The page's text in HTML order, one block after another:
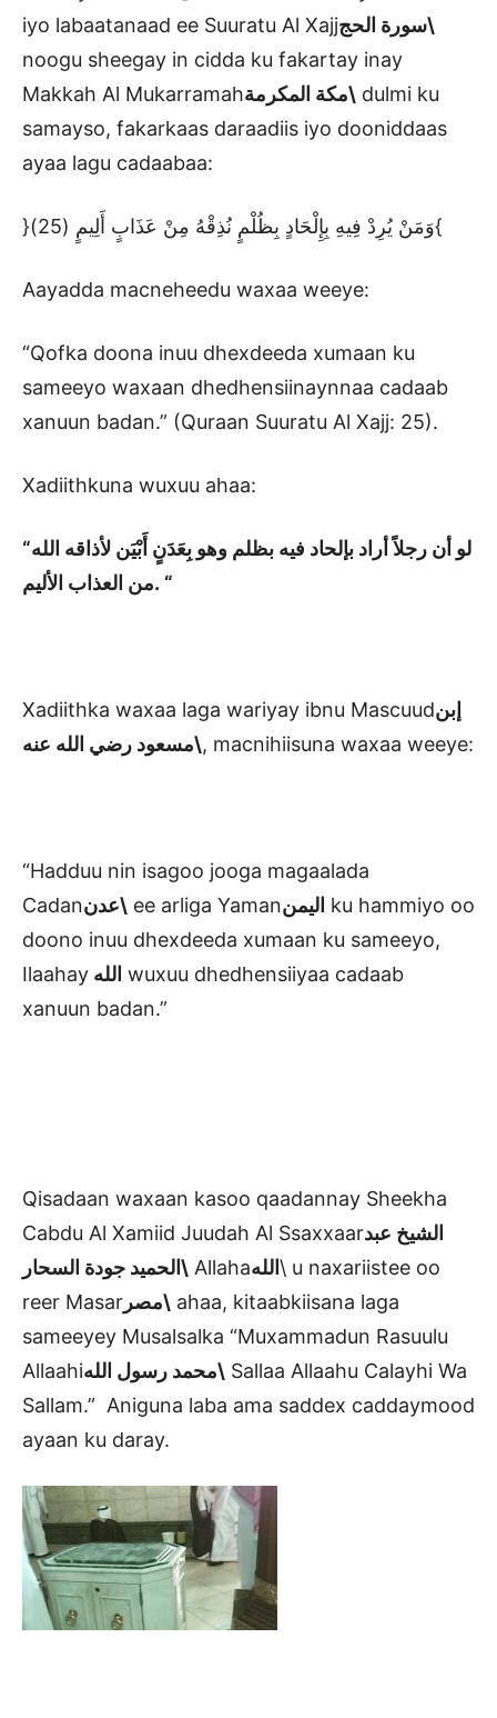
iyo labaatanaad ee Suuratu Al Xajj
سورة الحج\
noogu sheegay in cidda ku fakartay inay
Makkah Al Mukarramah
مكة المكرمة\ dulmi ku
samayso, fakarkaas daraadiis iyo dooniddaas
ayaa lagu cadaabaa:
}وَمَنْ يُرِدْ فِيهِ بِإِلْحَادٍ بِظُلْمٍ نُذِقْهُ مِنْ عَذَابٍ أَلِيمٍ (25){
Aayadda macneheedu waxaa weeye:
“Qofka doona inuu dhexdeeda xumaan ku
sameeyo waxaan dhedhensiinaynnaa cadaab
xanuun badan.” (Quraan Suuratu Al Xajj: 25).
Xadiithkuna wuxuu ahaa:
“لو أن رجلاً أراد بإلحاد فيه بظلم وهو بِعَدَنٍ أَبْيَن لأذاقه الله
من العذاب الأليم. “
Xadiithka waxaa laga wariyay ibnu Mascuudإبن
مسعود رضيالله عنه\, macnihiisuna waxaa weeye:
“Hadduu nin isagoo jooga magaalada
Cadan
عدن\ ee arliga Yamanاليمن ku hammiyo oo
doono inuu dhexdeeda xumaan ku sameeyo,
Ilaahay الله wuxuu dhedhensiiyaa cadaab
xanuun badan.”
Qisadaan waxaan kasoo qaadannay Sheekha
Cabdu Al Xamiid Juudah Al Ssaxxaarالشيخ عبد
الحميد جودة السحار\ Allahaالله \ u naxariistee oo
reer Masar
مصر\ ahaa, kitaabkiisana laga
sameeyey Musalsalka “Muxammadun Rasuulu
Allaahi
محمد رسول الله \ Sallaa Allaahu Calayhi Wa
Sallam.” Aniguna laba ama saddex caddaymood
ayaan ku daray.